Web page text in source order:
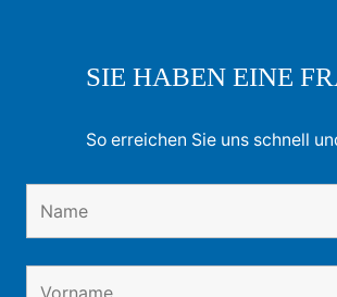
SIE HABEN EINE
So erreichen Sie uns schnell